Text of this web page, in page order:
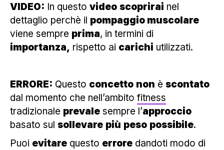
VIDEO: In questo video scoprirai nel
dettaglio perchè il pompaggio muscolare
viene sempre prima, in termini di
importanza, rispetto ai carichi utilizzati.
ERRORE: Questo concetto non è scontato
dal momento che nell’ambito fitness
tradizionale prevale sempre l’approccio
basato sul sollevare più peso possibile.
Puoi evitare questo errore dandoti modo di